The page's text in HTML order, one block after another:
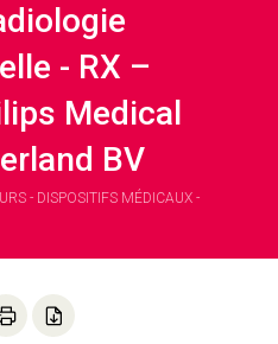
- RX –
Medical
BV
- DISPOSITIFS MÉDICAUX -